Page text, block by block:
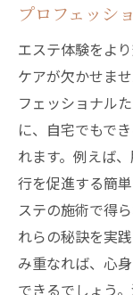
贅沢な
ト
心も肌も癒
魅力
心を和
肌本来
エステ
浅草橋
心地よ
ョン
プロフェッシ
エステ体験をよ
ケアが欠かせま
フェッショナル
に、自宅でもで
れます。例えば
行を促進する簡
ステの施術で得
れらの秘訣を実
み重なれば、心
できるでしょう